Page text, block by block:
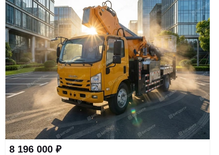
8 196 000 ₽